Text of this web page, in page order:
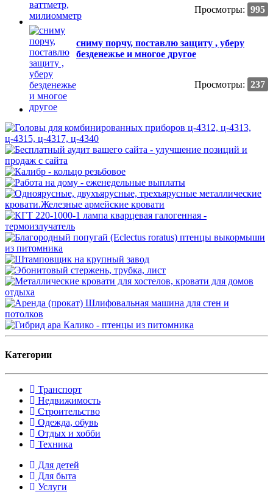
Просмотры: 995
сниму порчу, поставлю защиту , уберу
безденежье и многое другое
Просмотры: 237
Категории
Транспорт
Недвижимость
Строительство
Одежда, обувь
Отдых и хобби
Техника
Для детей
Для быта
Услуги